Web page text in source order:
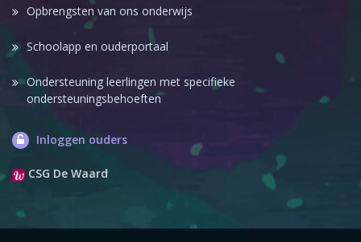
Opbrengsten van ons onderwijs
Schoolapp en ouderportaal
Ondersteuning leerlingen met specifieke
ondersteuningsbehoeften
Inloggen ouders
CSG De Waard